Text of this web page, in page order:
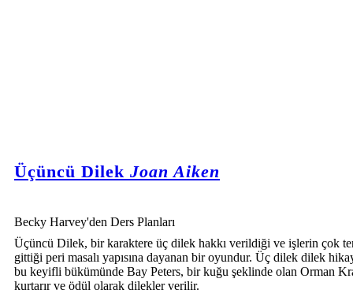
Üçüncü Dilek Joan Aiken
Becky Harvey'den Ders Planları
Üçüncü Dilek, bir karaktere üç dilek hakkı verildiği ve işlerin çok
gittiği peri masalı yapısına dayanan bir oyundur. Üç dilek dilek
bu keyifli bükümünde Bay Peters, bir kuğu şeklinde olan Orman
kurtarır ve ödül olarak dilekler verilir.